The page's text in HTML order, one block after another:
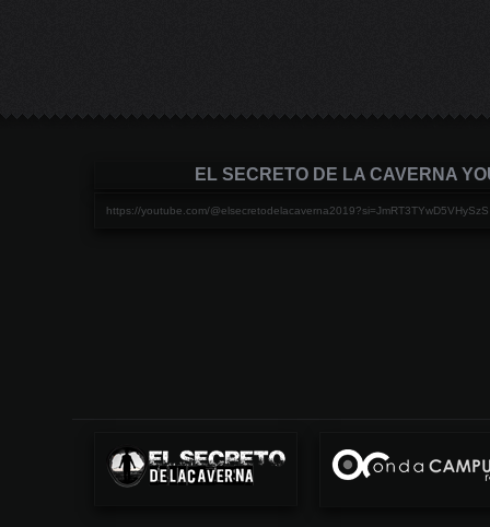
EL SECRETO DE LA CAVERNA
https://youtube.com/@elsecretodelacaverna2019?si=JmRT3TYwD5VHySzS